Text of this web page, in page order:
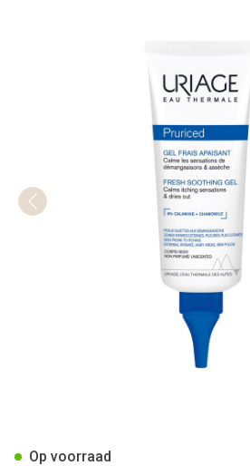
Op voorraad